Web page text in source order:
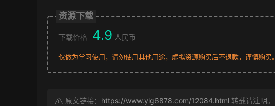
资源下载
下载价格 4.9 人民币
仅做为学习使用，请勿使用其他用途，虚拟资源购买后不退款，谨慎购买。
原文链接： https://www.ylg6878.com/12084.html 转载请注明。